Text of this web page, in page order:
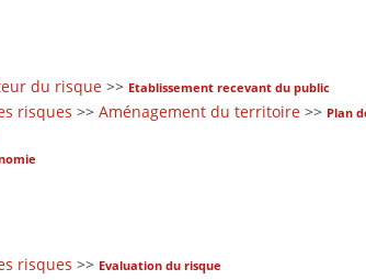
du risque >> Etablissement recevant du public
risques >> Aménagement du territoire >> Plan
risques >> Evaluation du risque